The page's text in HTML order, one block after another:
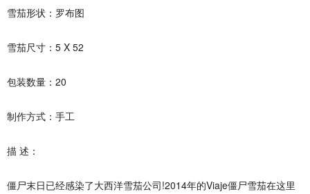
雪茄形状：罗布图
雪茄尺寸：5 X 52
包装数量：20
制作方式：手工
描 述：
僵尸末日已经感染了大西洋雪茄公司!2014年的Viaje僵尸雪茄在这里